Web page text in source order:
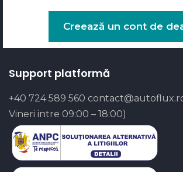
Creează un cont de
Support platformă
+40 724 589 560
Vineri intre 09:00 – 18:00)